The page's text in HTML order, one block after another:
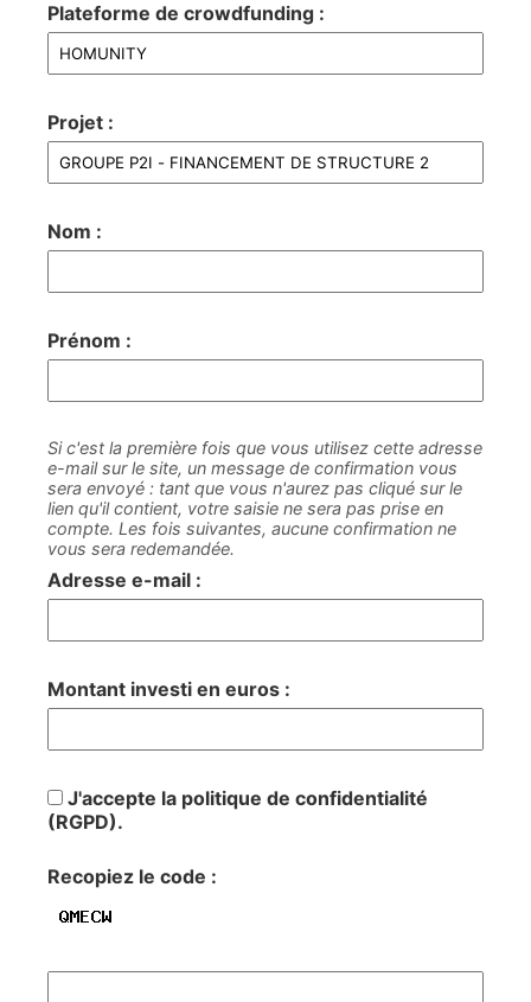
Plateforme de crowdfunding :
Projet :
Nom :
Prénom :
Si c'est la première fois que vous utilisez cette adresse
e-mail sur le site, un message de confirmation vous
sera envoyé : tant que vous n'aurez pas cliqué sur le
lien qu'il contient, votre saisie ne sera pas prise en
compte. Les fois suivantes, aucune confirmation ne
vous sera redemandée.
Adresse e-mail :
Montant investi en euros :
J'accepte la politique de confidentialité
(RGPD).
Recopiez le code :